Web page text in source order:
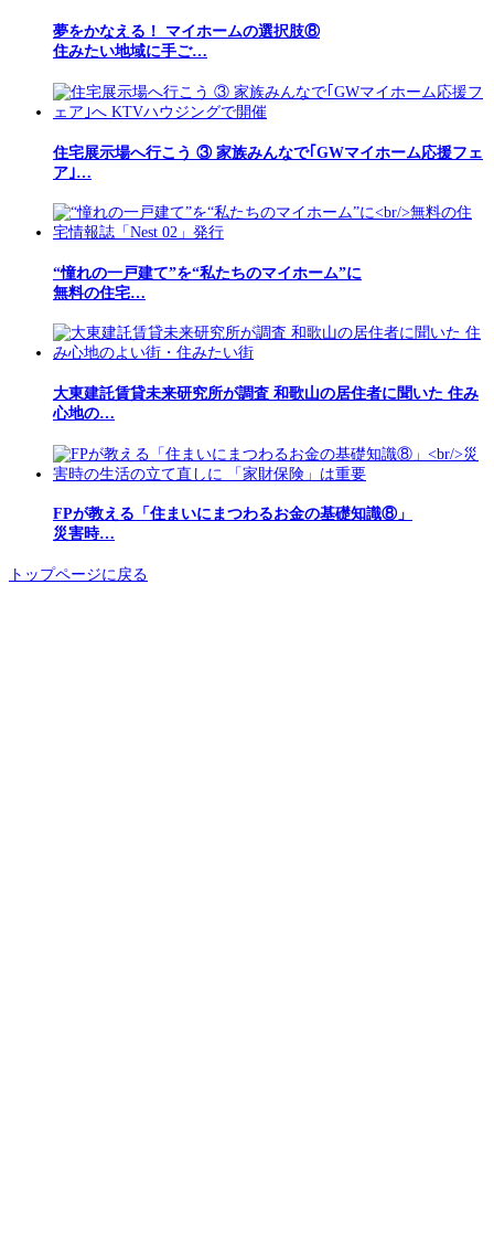
夢をかなえる！ マイホームの選択肢⑧
住みたい地域に手ご…
住宅展示場へ行こう ③ 家族みんなで｢GWマイホーム応援フェ
ア｣…
“憧れの一戸建て”を“私たちのマイホーム”に
無料の住宅…
大東建託賃貸未来研究所が調査 和歌山の居住者に聞いた 住み
心地の…
FPが教える「住まいにまつわるお金の基礎知識⑧」
災害時…
トップページに戻る